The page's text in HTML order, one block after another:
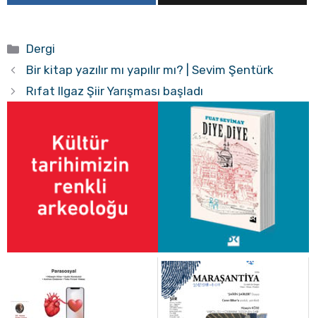
Kategoriler
Dergi
Bir kitap yazılır mı yapılır mı? | Sevim Şentürk
Rıfat Ilgaz Şiir Yarışması başladı